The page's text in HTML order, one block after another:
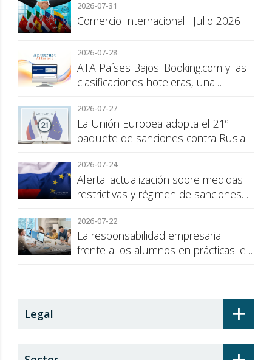
2026-07-31
Comercio Internacional · Julio 2026
2026-07-28
ATA Países Bajos: Booking.com y las
clasificaciones hoteleras, una
consumidor
2026-07-27
La Unión Europea adopta el 21º
paquete de sanciones contra Rusia
2026-07-24
Alerta: actualización sobre medidas
restrictivas y régimen de sanciones
2026-07-22
La responsabilidad empresarial
frente a los alumnos en prácticas: el
+
Legal